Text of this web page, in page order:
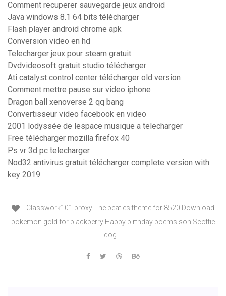
Comment recuperer sauvegarde jeux android
Java windows 8.1 64 bits télécharger
Flash player android chrome apk
Conversion video en hd
Telecharger jeux pour steam gratuit
Dvdvideosoft gratuit studio télécharger
Ati catalyst control center télécharger old version
Comment mettre pause sur video iphone
Dragon ball xenoverse 2 qq bang
Convertisseur video facebook en video
2001 lodyssée de lespace musique a telecharger
Free télécharger mozilla firefox 40
Ps vr 3d pc telecharger
Nod32 antivirus gratuit télécharger complete version with
key 2019
Classwork101 proxy The beatles theme for 8520 Download
pokemon gold for blackberry Happy birthday poems son Scottie
dog ...